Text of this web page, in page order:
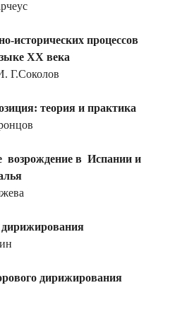
-исторических процессов
ХХ века
Г.Соколов
теория и практика
возрождение в Испании и
дирижирования
дирижирования